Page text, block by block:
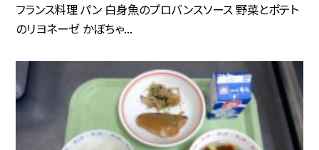
フランス料理 パン 白身魚のプロバンスソース 野菜とポテト
のリヨネーゼ かぼちゃ...